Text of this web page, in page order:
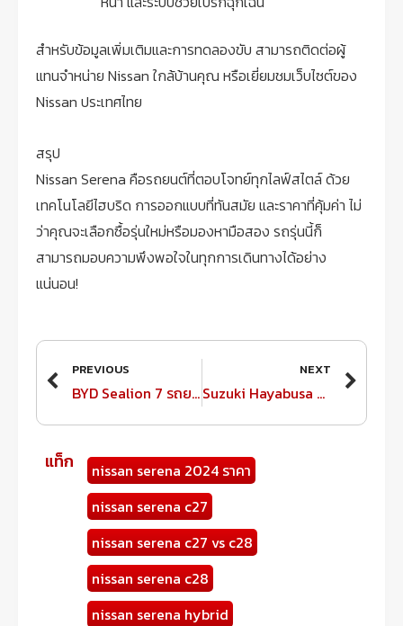
สำหรับข้อมูลเพิ่มเติมและการทดลองขับ สามารถติดต่อผู้
แทนจำหน่าย Nissan ใกล้บ้านคุณ หรือเยี่ยมชมเว็บไซต์ของ
Nissan ประเทศไทย
สรุป
Nissan Serena คือรถยนต์ที่ตอบโจทย์ทุกไลฟ์สไตล์ ด้วย
เทคโนโลยีไฮบริด การออกแบบที่ทันสมัย และราคาที่คุ้มค่า ไม่
ว่าคุณจะเลือกซื้อรุ่นใหม่หรือมองหามือสอง รถรุ่นนี้ก็
สามารถมอบความพึงพอใจในทุกการเดินทางได้อย่าง
แน่นอน!
PREVIOUS
BYD Sealion 7 รถยนต์ไฟฟ้า SUV ที่ครบครันในทุกมิติ
NEXT
Suzuki Hayabusa 2025 สุดยอดรถสปอร์ตไบค์ที่สร้างตำนานบนท้องถนน
Next
แท็ก
nissan serena 2024 ราคา
nissan serena c27
nissan serena c27 vs c28
nissan serena c28
nissan serena hybrid